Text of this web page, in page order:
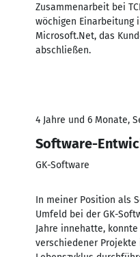
Zusammenarbeit bei
wöchigen Einarbeitung
Microsoft.Net, das
abschließen.
4 Jahre und 6 Monate,
Software-
GK-Software
In meiner Position als
Umfeld bei der GK-
Jahre innehatte,
verschiedener